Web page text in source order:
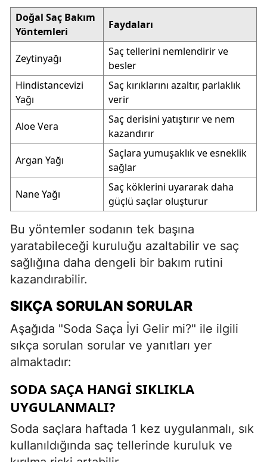
Doğal Saç Bakım
Yöntemleri
Faydaları
Zeytinyağı
Saç tellerini nemlendirir ve
besler
Hindistancevizi
Yağı
Saç kırıklarını azaltır, parlaklık
verir
Aloe Vera
Saç derisini yatıştırır ve nem
kazandırır
Argan Yağı
Saçlara yumuşaklık ve esneklik
sağlar
Nane Yağı
Saç köklerini uyararak daha
güçlü saçlar oluşturur
Bu yöntemler sodanın tek başına
yaratabileceği kuruluğu azaltabilir ve saç
sağlığına daha dengeli bir bakım rutini
kazandırabilir.
SIKÇA SORULAN SORULAR
Aşağıda "Soda Saça İyi Gelir mi?" ile ilgili
sıkça sorulan sorular ve yanıtları yer
almaktadır:
SODA SAÇA HANGI SIKLIKLA
UYGULANMALI?
Soda saçlara haftada 1 kez uygulanmalı, sık
kullanıldığında saç tellerinde kuruluk ve